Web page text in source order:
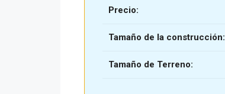
Precio:
Tamaño de la construcción:
Tamaño de Terreno: